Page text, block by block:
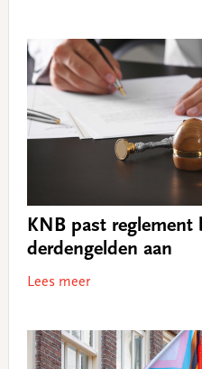
KNB past reglement
derdengelden aan
Lees meer